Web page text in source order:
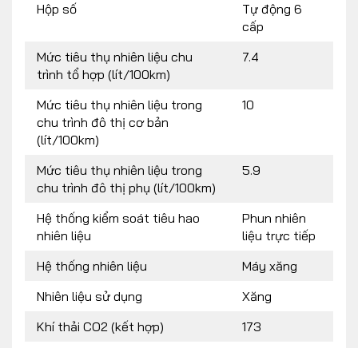
Hộp số
Tự động 6
cấp
Mức tiêu thụ nhiên liệu chu
trình tổ hợp (lít/100km)
7.4
Mức tiêu thụ nhiên liệu trong
chu trình đô thị cơ bản
(lít/100km)
10
Mức tiêu thụ nhiên liệu trong
chu trình đô thị phụ (lít/100km)
5.9
Hệ thống kiểm soát tiêu hao
nhiên liệu
Phun nhiên
liệu trực tiếp
Hệ thống nhiên liệu
Máy xăng
Nhiên liệu sử dụng
Xăng
Khí thải CO2 (kết hợp)
173